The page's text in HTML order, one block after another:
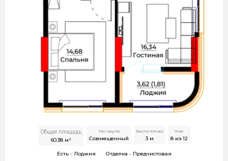
Общая площадь
60.38м²
Тип санузла
Совмещенный
Высота потолка
3м
Этаж
8 из 12
Есть - Лоджия Отделка - Предчистовая